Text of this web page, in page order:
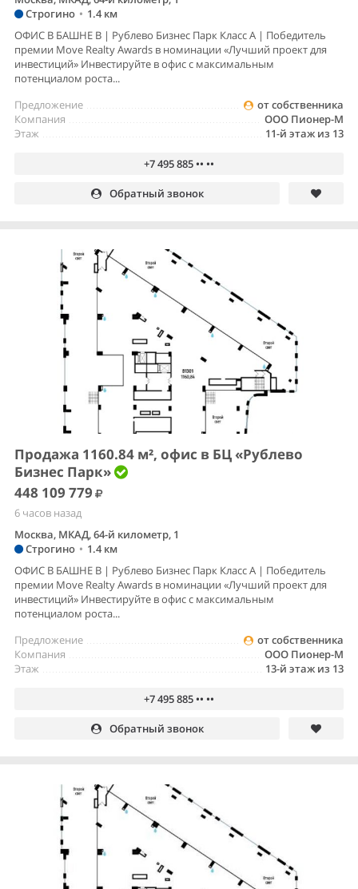
Строгино • 1.4 км
ОФИС В БАШНЕ B | Рублево Бизнес Парк Класс А | Победитель
премии Move Realty Awards в номинации «Лучший проект для
инвестиций» Инвестируйте в офис с максимальным
потенциалом роста...
от собственника
Предложение
ООО Пионер-М
Компания
11-й этаж из 13
Этаж
+7 495 885 •• ••
Обратный звонок
Продажа 1160.84 м², офис в БЦ «Рублево
Бизнес Парк»
448 109 779
6 часов назад
Москва, МКАД, 64-й километр, 1
Строгино • 1.4 км
ОФИС В БАШНЕ B | Рублево Бизнес Парк Класс А | Победитель
премии Move Realty Awards в номинации «Лучший проект для
инвестиций» Инвестируйте в офис с максимальным
потенциалом роста...
от собственника
Предложение
ООО Пионер-М
Компания
13-й этаж из 13
Этаж
+7 495 885 •• ••
Обратный звонок